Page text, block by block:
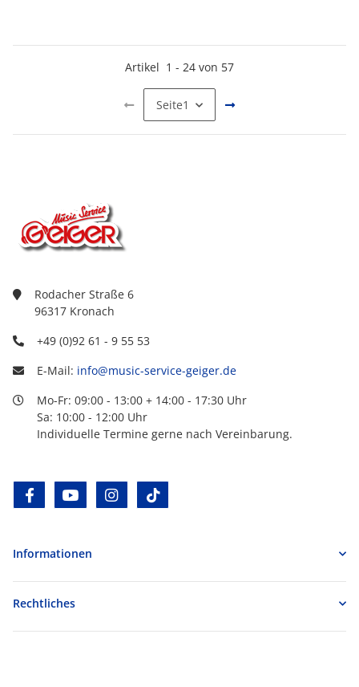
Artikel 1 - 24 von 57
Seite1
Rodacher Straße 6
96317 Kronach
+49 (0)92 61 - 9 55 53
E-Mail: info@music-service-geiger.de
Mo-Fr: 09:00 - 13:00 + 14:00 - 17:30 Uhr
Sa: 10:00 - 12:00 Uhr
Individuelle Termine gerne nach Vereinbarung.
facebookyoutube instagram
Informationen
Rechtliches